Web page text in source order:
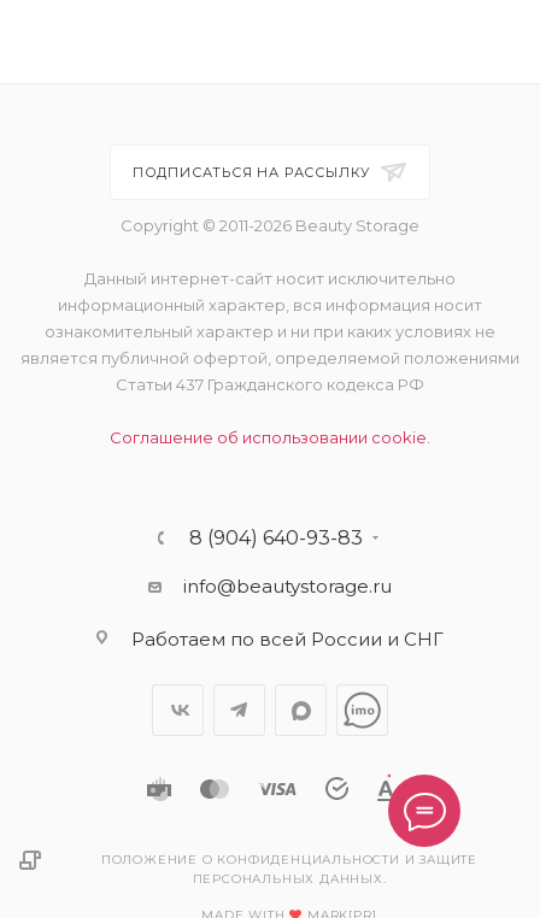
ПОДПИСАТЬСЯ НА РАССЫЛКУ
Copyright © 2011-2026 Beauty Storage
Данный интернет-сайт носит исключительно
информационный характер, вся информация носит
ознакомительный характер и ни при каких условиях не
является публичной офертой, определяемой положениями
Статьи 437 Гражданского кодекса РФ
Соглашение об использовании cookie.
8 (904) 640-93-83
info@beautystorage.ru
Работаем по всей России и СНГ
ПОЛОЖЕНИЕ О КОНФИДЕНЦИАЛЬНОСТИ И ЗАЩИТЕ
ПЕРСОНАЛЬНЫХ ДАННЫХ.